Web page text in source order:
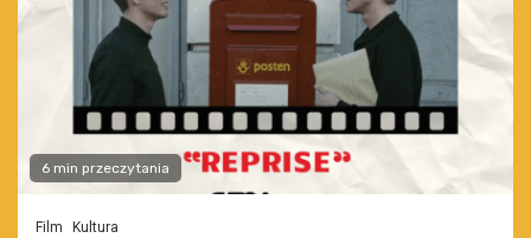
6 min przeczytania
Film Kultura